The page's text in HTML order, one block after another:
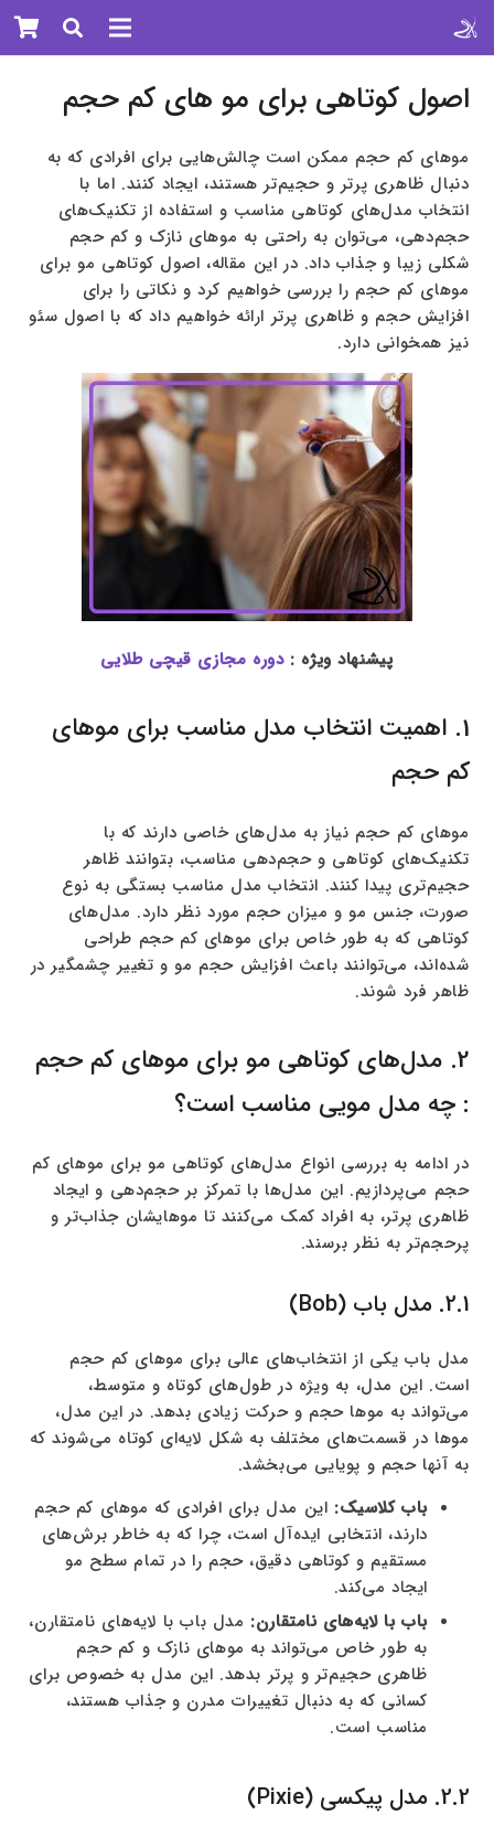
اصول کوتاهی برای مو های کم حجم
موهای کم حجم ممکن است چالش‌هایی برای افرادی که به
دنبال ظاهری پرتر و حجیم‌تر هستند، ایجاد کنند. اما با
انتخاب مدل‌های کوتاهی مناسب و استفاده از تکنیک‌های
حجم‌دهی، می‌توان به راحتی به موهای نازک و کم حجم
شکلی زیبا و جذاب داد. در این مقاله، اصول کوتاهی مو برای
موهای کم حجم را بررسی خواهیم کرد و نکاتی را برای
افزایش حجم و ظاهری پرتر ارائه خواهیم داد که با اصول سئو
نیز همخوانی دارد.
پیشنهاد ویژه :دوره مجازی قیچی طلایی
1. اهمیت انتخاب مدل مناسب برای موهای
کم حجم
موهای کم حجم نیاز به مدل‌های خاصی دارند که با
تکنیک‌های کوتاهی و حجم‌دهی مناسب، بتوانند ظاهر
حجیم‌تری پیدا کنند. انتخاب مدل مناسب بستگی به نوع
صورت، جنس مو و میزان حجم مورد نظر دارد. مدل‌های
کوتاهی که به طور خاص برای موهای کم حجم طراحی
شده‌اند، می‌توانند باعث افزایش حجم مو و تغییر چشمگیر در
ظاهر فرد شوند.
2. مدل‌های کوتاهی مو برای موهای کم حجم
: چه مدل مویی مناسب است؟
در ادامه به بررسی انواع مدل‌های کوتاهی مو برای موهای کم
حجم می‌پردازیم. این مدل‌ها با تمرکز بر حجم‌دهی و ایجاد
ظاهری پرتر، به افراد کمک می‌کنند تا موهایشان جذاب‌تر و
پرحجم‌تر به نظر برسند.
2.1. مدل باب (Bob)
مدل باب یکی از انتخاب‌های عالی برای موهای کم حجم
است. این مدل، به ویژه در طول‌های کوتاه و متوسط،
می‌تواند به موها حجم و حرکت زیادی بدهد. در این مدل،
موها در قسمت‌های مختلف به شکل لایه‌ای کوتاه می‌شوند که
به آنها حجم و پویایی می‌بخشد.
باب کلاسیک: این مدل برای افرادی که موهای کم حجم
دارند، انتخابی ایده‌آل است، چرا که به خاطر برش‌های
مستقیم و کوتاهی دقیق، حجم را در تمام سطح مو
ایجاد می‌کند.
باب با لایه‌های نامتقارن: مدل باب با لایه‌های نامتقارن،
به طور خاص می‌تواند به موهای نازک و کم حجم
ظاهری حجیم‌تر و پرتر بدهد. این مدل به خصوص برای
کسانی که به دنبال تغییرات مدرن و جذاب هستند،
مناسب است.
2.2. مدل پیکسی (Pixie)